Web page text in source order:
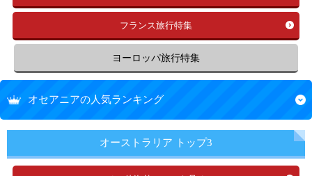
フランス旅行特集
ヨーロッパ旅行特集
オセアニアの人気ランキング
オーストラリア トップ3